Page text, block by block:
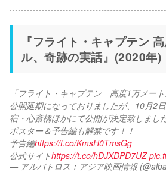
『フライト・キャプテン
ル、奇跡の実話』(2020年)
「フライト・キャプテン　高度1万メー
公開延期になっておりましたが、10月2
宿・心斎橋ほかにて公開が決定致しまし
ポスター＆予告編も解禁です！！
予告編https://t.co/KmsH0TmsGg
公式サイトhttps://t.co/hDJXDPD7UZ
— アルバトロス：アジア映画情報